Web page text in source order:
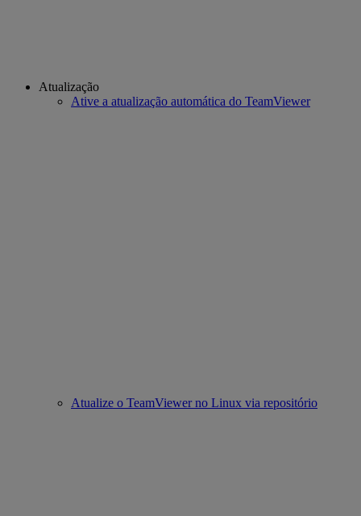
Atualização
Ative a atualização automática do TeamViewer
Atualize o TeamViewer no Linux via repositório